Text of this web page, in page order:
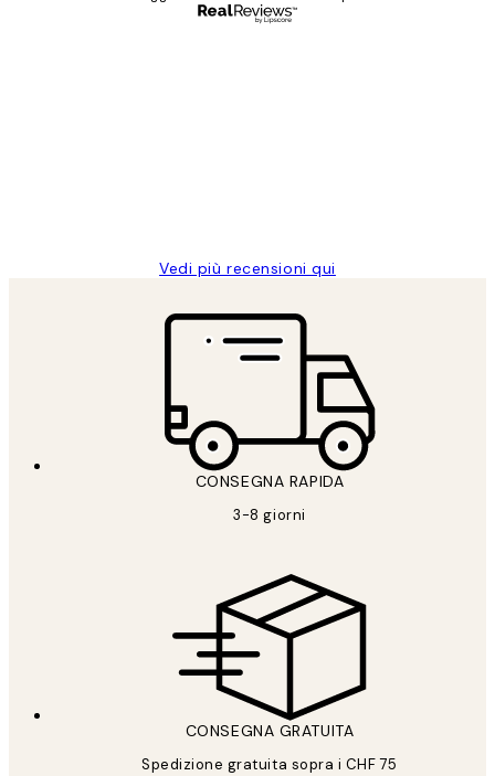
Vedi più recensioni qui
CONSEGNA RAPIDA
3-8 giorni
CONSEGNA GRATUITA
Spedizione gratuita sopra i CHF 75